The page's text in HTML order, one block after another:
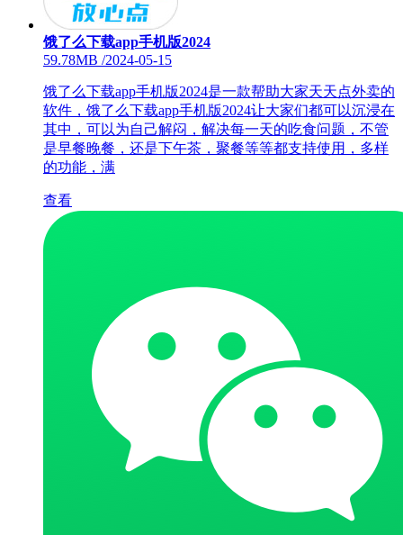
饿了么下载app手机版2024
59.78MB /2024-05-15
饿了么下载app手机版2024是一款帮助大家天天点外卖的
软件，饿了么下载app手机版2024让大家们都可以沉浸在
其中，可以为自己解闷，解决每一天的吃食问题，不管
是早餐晚餐，还是下午茶，聚餐等等都支持使用，多样
的功能，满
查看